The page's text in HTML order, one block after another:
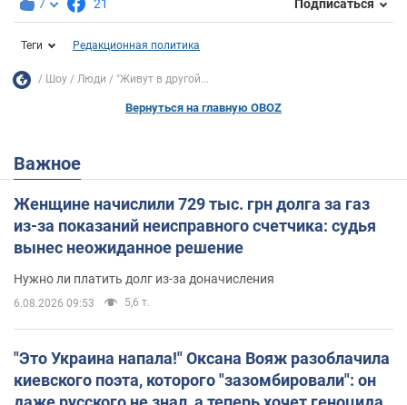
7 21 Подписаться
Теги Редакционная политика
Шоу Люди "Живут в другой...
Вернуться на главную OBOZ
Важное
Женщине начислили 729 тыс. грн долга за газ
из-за показаний неисправного счетчика: судья
вынес неожиданное решение
Нужно ли платить долг из-за доначисления
6.08.2026 09:53 5,6 т.
"Это Украина напала!" Оксана Вояж разоблачила
киевского поэта, которого "зазомбировали": он